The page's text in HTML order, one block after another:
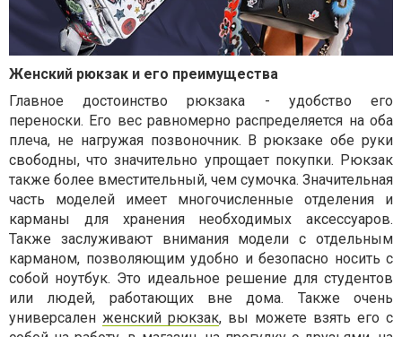
Женский рюкзак и его преимущества
Главное достоинство рюкзака - удобство его
переноски. Его вес равномерно распределяется на оба
плеча, не нагружая позвоночник. В рюкзаке обе руки
свободны, что значительно упрощает покупки. Рюкзак
также более вместительный, чем сумочка. Значительная
часть моделей имеет многочисленные отделения и
карманы для хранения необходимых аксессуаров.
Также заслуживают внимания модели с отдельным
карманом, позволяющим удобно и безопасно носить с
собой ноутбук. Это идеальное решение для студентов
или людей, работающих вне дома. Также очень
универсален женский рюкзак, вы можете взять его с